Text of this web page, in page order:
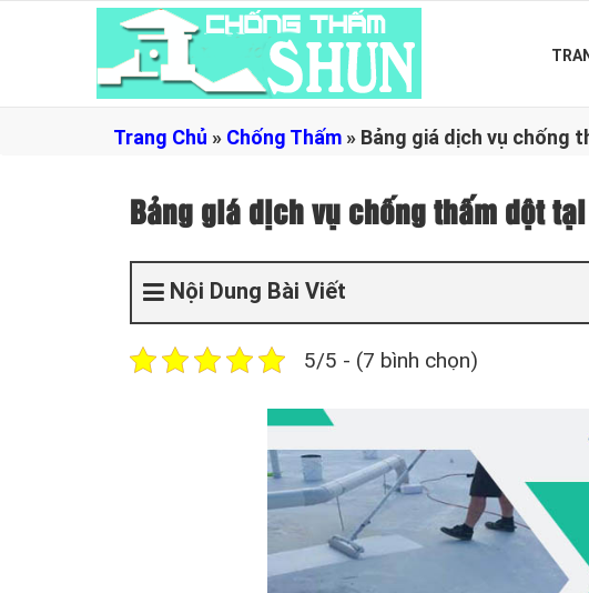
Trang Chủ » Chống Thấm » Bảng giá dịch vụ chống
Bảng giá dịch vụ chống thấm dột
Nội Dung Bài Viết
5/5 - (7 bình chọn)